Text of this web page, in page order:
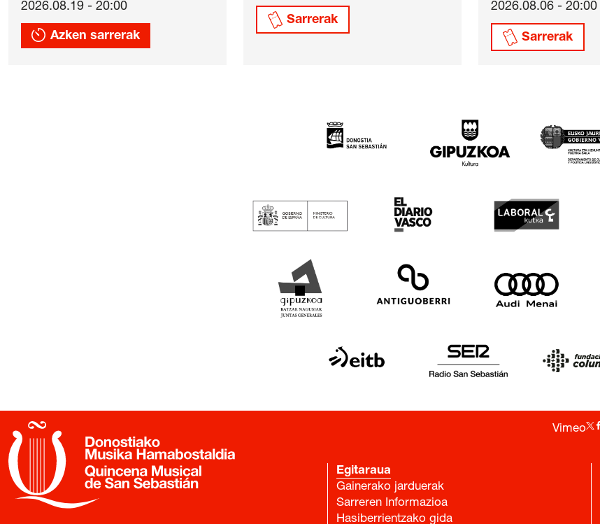
2026.08.19 - 20:00
Azken sarrerak
Sarrerak
2026.08.06 - 20:00
Sarrerak
Vimeo
Egitaraua
Gainerako jarduerak
Sarreren Informazioa
Hasiberrientzako gida